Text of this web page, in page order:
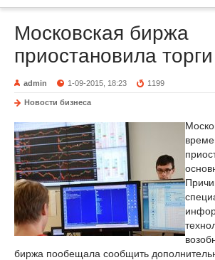
Московская биржа
приостановила торги
admin 1-09-2015, 18:23 1199
Новости бизнеса
биржа пообещала сообщить